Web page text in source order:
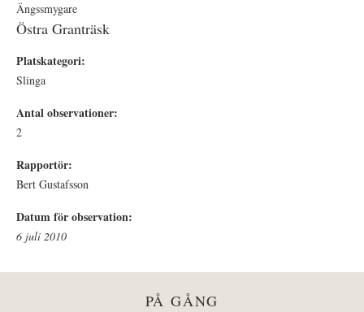
Ängssmygare
Östra Granträsk
Platskategori:
Slinga
Antal observationer:
2
Rapportör:
Bert Gustafsson
Datum för observation:
6 juli 2010
PÅ GÅNG